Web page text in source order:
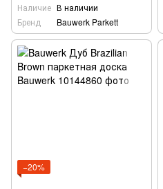
Наличие В наличии
Бренд
Bauwerk Parkett
−20%